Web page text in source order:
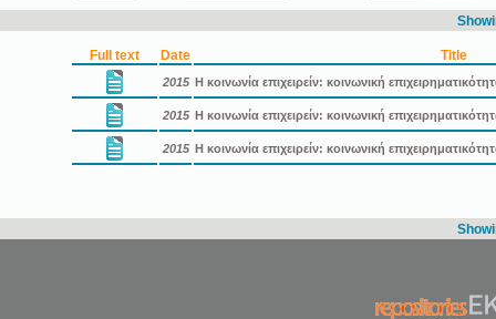
Full text Date Title
2015 Η κοινωνία επιχειρείν: κοινωνική
2015 Η κοινωνία επιχειρείν: κοινωνική
2015 Η κοινωνία επιχειρείν: κοινωνική